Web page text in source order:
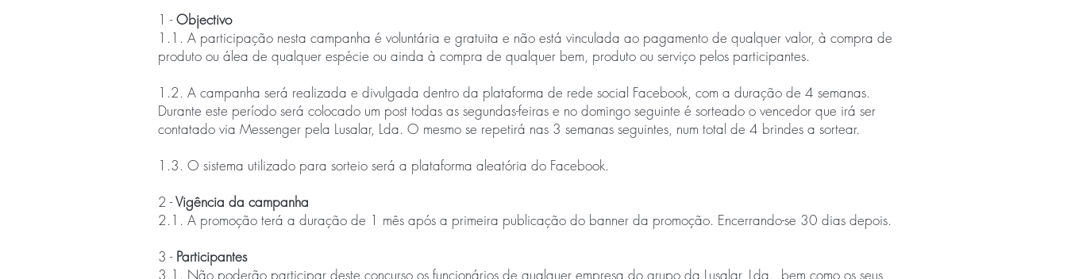
1 -Objectivo
1.1. A participação nesta campanha é voluntária e gratuita e não está vinculada ao pagamento de qualquer valor, à compra de
produto ou álea de qualquer espécie ou ainda à compra de qualquer bem, produto ou serviço pelos participantes.
1.2. A campanha será realizada e divulgada dentro da plataforma de rede social Facebook, com a duração de 4 semanas.
Durante este período será colocado um post todas as segundas-feiras e no domingo seguinte é sorteado o vencedor que irá ser
contatado via Messenger pela Lusalar, Lda. O mesmo se repetirá nas 3 semanas seguintes, num total de 4 brindes a sortear.
1.3. O sistema utilizado para sorteio será a plataforma aleatória do Facebook.
2 -Vigência da campanha
2.1. A promoção terá a duração de 1 mês após a primeira publicação do banner da promoção. Encerrando-se 30 dias depois.
3 - Participantes
3.1. Não poderão participar deste concurso os funcionários de qualquer empresa do grupo da Lusalar, Lda., bem como os seus